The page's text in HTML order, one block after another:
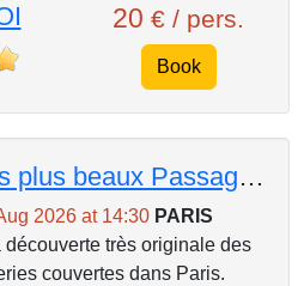
20 € / pers.
Book
Les plus beaux Passages Couverts Du Palais-Royal aux Grands-boulevards.
2026 at 14:30 PARIS
découverte très originale des
couvertes dans Paris.